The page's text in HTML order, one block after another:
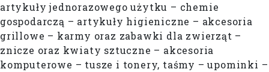
artykuły jednorazowego użytku – chemie
gospodarczą – artykuły higieniczne – akcesoria
grillowe – karmy oraz zabawki dla zwierząt –
znicze oraz kwiaty sztuczne – akcesoria
komputerowe – tusze i tonery, taśmy – upominki –